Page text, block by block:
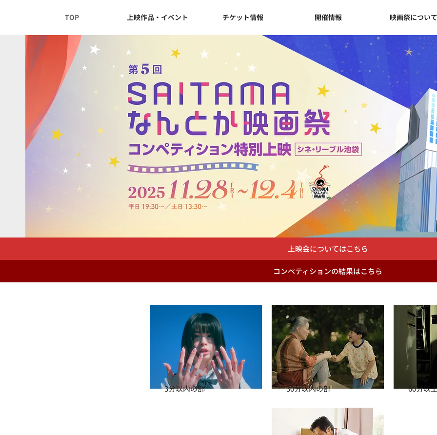
TOP 上映作品・イベント チケット情報 開催情報 映画祭について
上映会についてはこちら
コンペティションの結果はこちら
3分以内の部 30分以内の部 60分以